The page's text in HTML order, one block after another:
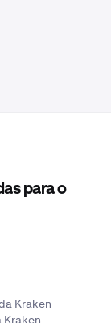
para o
Kraken
Kraken